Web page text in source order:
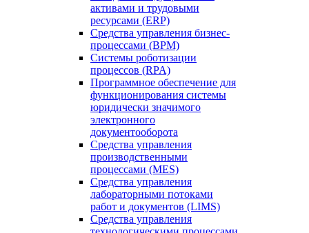
активами и трудовыми
ресурсами (ERP)
Средства управления бизнес-
процессами (BPM)
Системы роботизации
процессов (RPA)
Программное обеспечение для
функционирования системы
юридически значимого
электронного
документооборота
Средства управления
производственными
процессами (MES)
Средства управления
лабораторными потоками
работ и документов (LIMS)
Средства управления